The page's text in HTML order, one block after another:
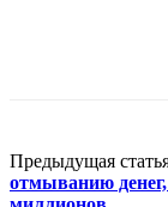
Предыдущая
отмыванию